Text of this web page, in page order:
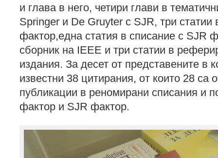
и глава в него, четири глави в
Springer и De Gruyter с SJR, три статии
фактор,една статия в списание с SJR
сборник на IEEE и три статии в
издания. За десет от представените в
известни 38 цитирания, от които 28 са
публикации в реномирани списания и
фактор и SJR фактор.